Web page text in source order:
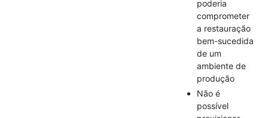
poderia
comprometer
a restauração
bem-sucedida
de um
ambiente de
produção
Não é
possível